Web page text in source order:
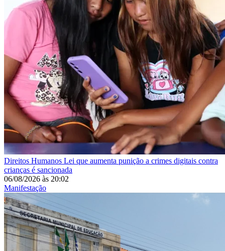
Direitos Humanos Lei que aumenta punição a crimes digitais contra
crianças é sancionada
06/08/2026 às 20:02
Manifestação